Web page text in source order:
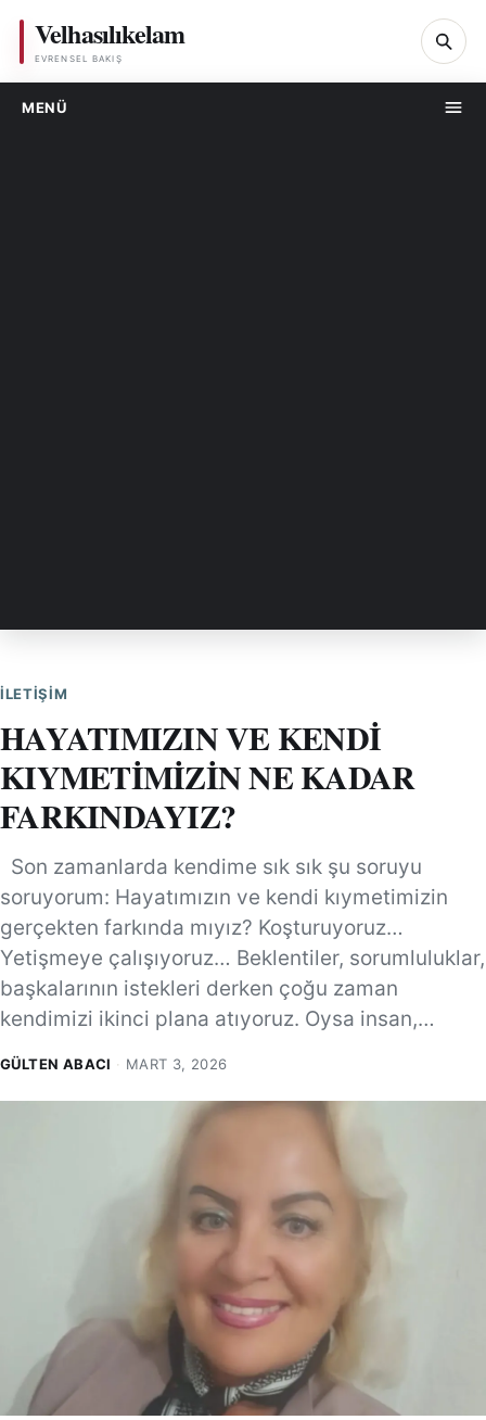
Velhasılıkelam
EVRENSEL BAKIŞ
MENÜ
İLETIŞIM
HAYATIMIZIN VE KENDİ
KIYMETİMİZİN NE KADAR
FARKINDAYIZ?
Son zamanlarda kendime sık sık şu soruyu
soruyorum: Hayatımızın ve kendi kıymetimizin
gerçekten farkında mıyız? Koşturuyoruz…
Yetişmeye çalışıyoruz… Beklentiler, sorumluluklar,
başkalarının istekleri derken çoğu zaman
kendimizi ikinci plana atıyoruz. Oysa insan,…
GÜLTEN ABACI · MART 3, 2026